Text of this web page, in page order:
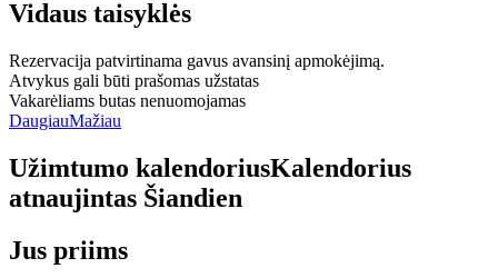
Vidaus taisyklės
Rezervacija patvirtinama gavus avansinį apmokėjimą.
Atvykus gali būti prašomas užstatas
Vakarėliams butas nenuomojamas
DaugiauMažiau
Užimtumo kalendoriusKalendorius
atnaujintas Šiandien
Jus priims